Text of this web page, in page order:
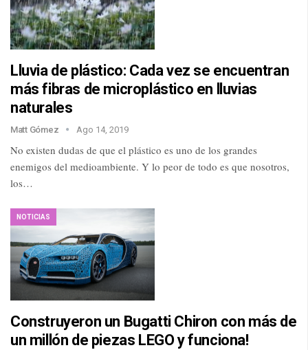
Lluvia de plástico: Cada vez se encuentran
más fibras de microplástico en lluvias
naturales
Matt Gómez Ago 14, 2019
No existen dudas de que el plástico es uno de los grandes
enemigos del medioambiente. Y lo peor de todo es que nosotros,
los…
NOTICIAS
Construyeron un Bugatti Chiron con más de
un millón de piezas LEGO y funciona!